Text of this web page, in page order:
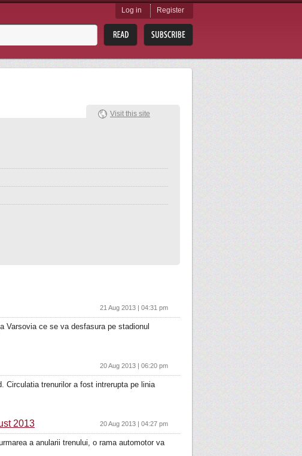
Log in Register
Visit this site
21 Aug 2013 | 04:31 pm
Varsovia ce se va desfasura pe stadionul
20 Aug 2013 | 06:20 pm
Circulatia trenurilor a fost intrerupta pe linia
2013 20 Aug 2013 | 04:27 pm
a anularii trenului, o rama automotor va